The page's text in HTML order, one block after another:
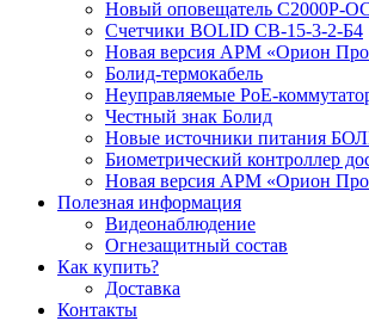
Новый оповещатель С2000Р-
Счетчики BOLID СВ-15-3-2-Б4
Новая версия АРМ «Орион
Болид-термокабель
Неуправляемые PoE-
Честный знак Болид
Новые источники питания
Биометрический контроллер
Новая версия АРМ «Орион
Полезная информация
Видеонаблюдение
Огнезащитный состав
Как купить?
Доставка
Контакты